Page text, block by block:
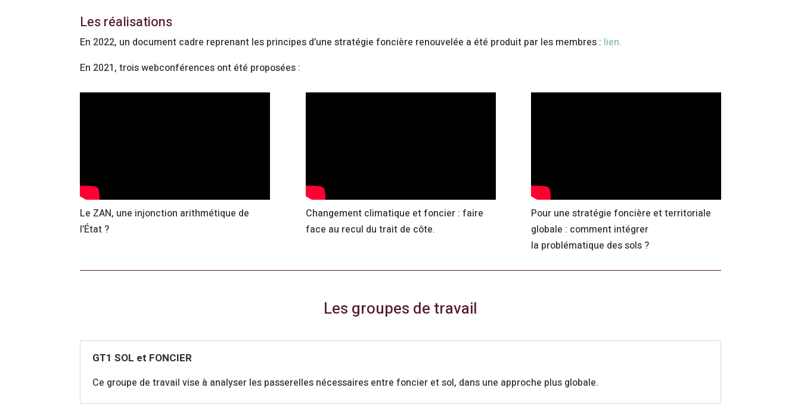
Les réalisations
En 2022, un document cadre reprenant les principes d’une stratégie foncière renouvelée a été produit par les membres : lien.
En 2021, trois webconférences ont été proposées :
Le ZAN, une injonction arithmétique de
l’État ?
Changement climatique et foncier : faire
face au recul du trait de côte.
Pour une stratégie foncière et territoriale
globale : comment intégrer
la problématique des sols ?
Les groupes de travail
GT1 SOL et FONCIER
Ce groupe de travail vise à analyser les passerelles nécessaires entre foncier et sol, dans une approche plus globale.